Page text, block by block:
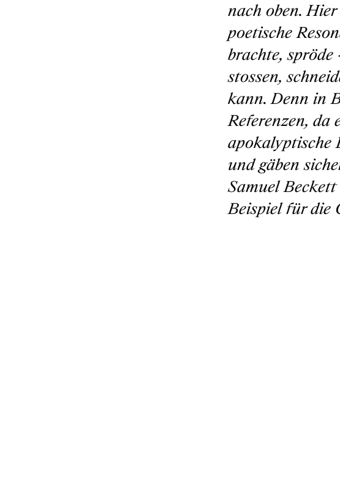
nach oben.
poetische
brachte,
stossen,
kann. Denn in
Referenzen,
apokalyptische
und gäben
Samuel
Beispiel für die